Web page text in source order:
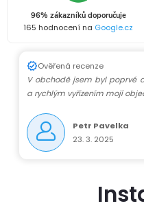
96% zákazníků doporučuje
165 hodnocení na Google.cz
Ověřená recenze
V obchodě jsem byl poprvé
a rychlým vyřízením mojí
Petr Pavelka
23. 3. 2025